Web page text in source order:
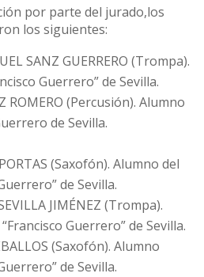
por parte del jurado,los
los siguientes:
SANZ GUERRERO (Trompa).
Guerrero” de Sevilla.
ROMERO (Percusión). Alumno
de Sevilla.
(Saxofón). Alumno del
de Sevilla.
JIMÉNEZ (Trompa).
Guerrero” de Sevilla.
(Saxofón). Alumno
de Sevilla.